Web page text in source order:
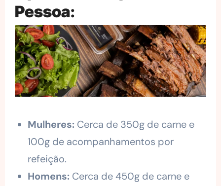
Pessoa:
Mulheres: Cerca de 350g de carne e
100g de acompanhamentos por
refeição.
Homens: Cerca de 450g de carne e